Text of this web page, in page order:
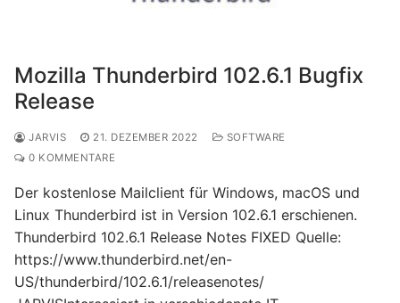
Mozilla Thunderbird 102.6.1 Bugfix
Release
JARVIS 21. DEZEMBER 2022
SOFTWARE
0 KOMMENTARE
Der kostenlose Mailclient für Windows, macOS und
Linux Thunderbird ist in Version 102.6.1 erschienen.
Thunderbird 102.6.1 Release Notes FIXED Quelle:
https://www.thunderbird.net/en-
US/thunderbird/102.6.1/releasenotes/